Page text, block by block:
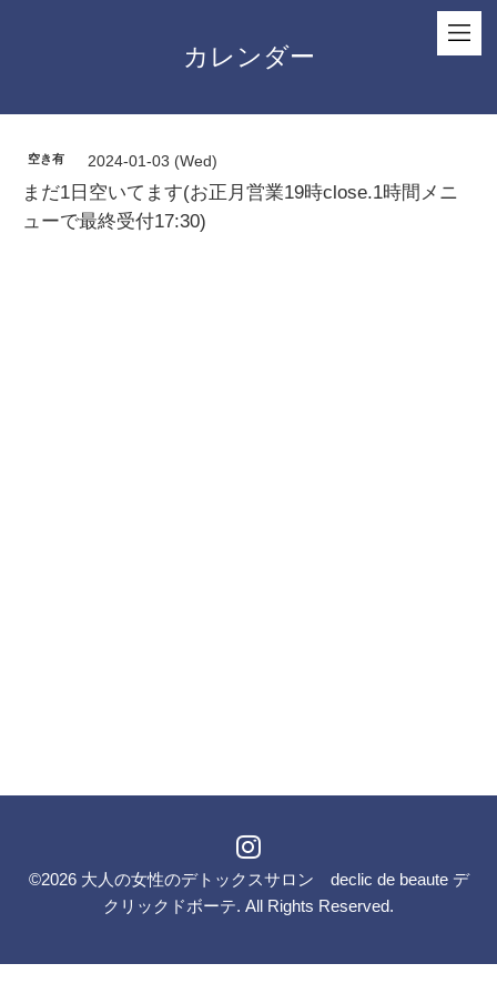
カレンダー
空き有 2024-01-03 (Wed)
まだ1日空いてます(お正月営業19時close.1時間メニ
ューで最終受付17:30)
©2026 大人の女性のデトックスサロン declic de beaute デ
クリックドボーテ. All Rights Reserved.